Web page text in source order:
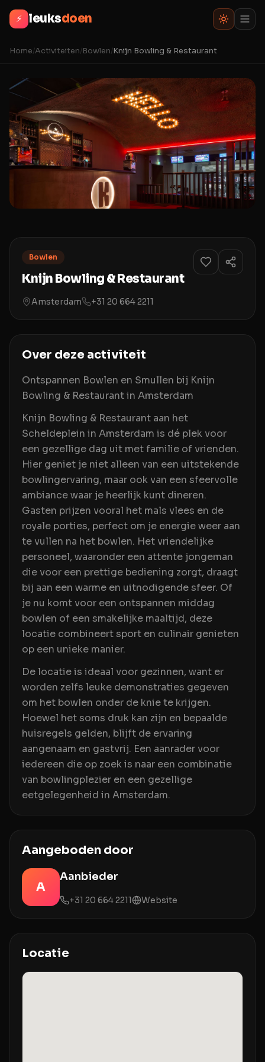
⚡ leuksdoen
Home/Activiteiten/Bowlen/Knijn Bowling & Restaurant
Bowlen
Knijn Bowling & Restaurant
Amsterdam +31 20 664 2211
Over deze activiteit
Ontspannen Bowlen en Smullen bij Knijn
Bowling & Restaurant in Amsterdam
Knijn Bowling & Restaurant aan het
Scheldeplein in Amsterdam is dé plek voor
een gezellige dag uit met familie of vrienden.
Hier geniet je niet alleen van een uitstekende
bowlingervaring, maar ook van een sfeervolle
ambiance waar je heerlijk kunt dineren.
Gasten prijzen vooral het mals vlees en de
royale porties, perfect om je energie weer aan
te vullen na het bowlen. Het vriendelijke
personeel, waaronder een attente jongeman
die voor een prettige bediening zorgt, draagt
bij aan een warme en uitnodigende sfeer. Of
je nu komt voor een ontspannen middag
bowlen of een smakelijke maaltijd, deze
locatie combineert sport en culinair genieten
op een unieke manier.
De locatie is ideaal voor gezinnen, want er
worden zelfs leuke demonstraties gegeven
om het bowlen onder de knie te krijgen.
Hoewel het soms druk kan zijn en bepaalde
huisregels gelden, blijft de ervaring
aangenaam en gastvrij. Een aanrader voor
iedereen die op zoek is naar een combinatie
van bowlingplezier en een gezellige
eetgelegenheid in Amsterdam.
Aangeboden door
A
Aanbieder
+31 20 664 2211 Website
Locatie